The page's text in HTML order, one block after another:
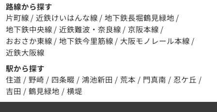
路線から探す
片町線 / 近鉄けいはんな線 / 地下鉄長堀鶴見緑地 /
地下鉄中央線 / 近鉄難波・奈良線 / 京阪本線 /
おおさか東線 / 地下鉄今里筋線 / 大阪モノレール本線 /
近鉄大阪線
駅から探す
住道 / 野崎 / 四条畷 / 鴻池新田 / 荒本 / 門真南 / 忍ケ丘 /
吉田 / 鶴見緑地 / 横堤